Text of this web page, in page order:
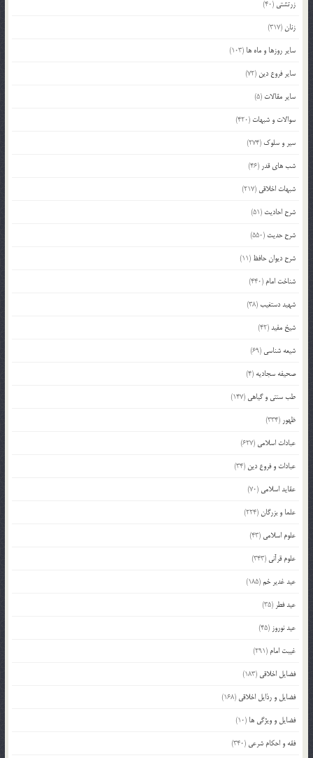
زرتشتی (40)
زنان(317)
سایر روزها و ماه ها (103)
سایر فروع دین (72)
سایر مقالات (5)
سوالات و شبهات (420)
سیر و سلوک (274)
شب های قدر (46)
شبهات اخلاقی (217)
شرح احادیث (51)
شرح حدیث (550)
شرح دیوان حافظ (11)
شناخت امام (440)
شهید دستغیب(38)
شیخ مفید(42)
شیعه شناسی (69)
صحیفه سجادیه (4)
طب سنتی و گیاهی (147)
ظهور (334)
عبادات اسلامی (627)
عبادات و فروع دین (34)
عقاید اسلامی (70)
علما و بزرگان(224)
علوم اسلامی (43)
علوم قرآنی (343)
عید غدیر خم(185)
عید فطر (35)
عید نوروز (45)
غیبت امام (291)
فضایل اخلاقی (183)
فضایل و رذایل اخلاقی (168)
فضایل و ویژگی ها (10)
فقه و احکام شرعی (340)